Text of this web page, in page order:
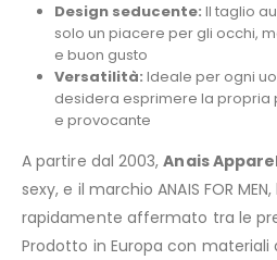
Design seducente: Il taglio
solo un piacere per gli occhi,
e buon gusto
Versatilità: Ideale per ogni
desidera esprimere la propria
e provocante
A partire dal 2003,Anais
sexy, e il marchio ANAIS FOR
rapidamente affermato tra le
Prodotto in Europa con materiali